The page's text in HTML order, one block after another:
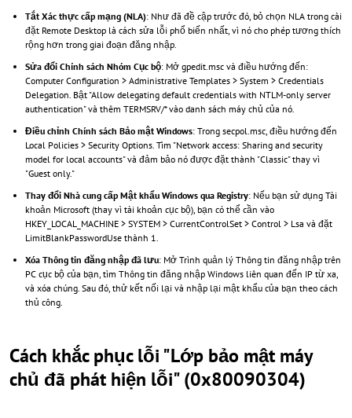
Tắt Xác thực cấp mạng (NLA): Như đã đề cập trước đó, bỏ chọn NLA trong cài
đặt Remote Desktop là cách sửa lỗi phổ biến nhất, vì nó cho phép tương thích
rộng hơn trong giai đoạn đăng nhập.
Sửa đổi Chính sách Nhóm Cục bộ: Mở gpedit.msc và điều hướng đến:
Computer Configuration > Administrative Templates > System > Credentials
Delegation. Bật "Allow delegating default credentials with NTLM-only server
authentication" và thêm TERMSRV/* vào danh sách máy chủ của nó.
Điều chỉnh Chính sách Bảo mật Windows: Trong secpol.msc, điều hướng đến
Local Policies > Security Options. Tìm "Network access: Sharing and security
model for local accounts" và đảm bảo nó được đặt thành "Classic" thay vì
"Guest only."
Thay đổi Nhà cung cấp Mật khẩu Windows qua Registry: Nếu bạn sử dụng Tài
khoản Microsoft (thay vì tài khoản cục bộ), bạn có thể cần vào
HKEY_LOCAL_MACHINE > SYSTEM > CurrentControlSet > Control > Lsa và đặt
LimitBlankPasswordUse thành 1.
Xóa Thông tin đăng nhập đã lưu: Mở Trình quản lý Thông tin đăng nhập trên
PC cục bộ của bạn, tìm Thông tin đăng nhập Windows liên quan đến IP từ xa,
và xóa chúng. Sau đó, thử kết nối lại và nhập lại mật khẩu của bạn theo cách
thủ công.
Cách khắc phục lỗi "Lớp bảo mật máy
chủ đã phát hiện lỗi" (0x80090304)